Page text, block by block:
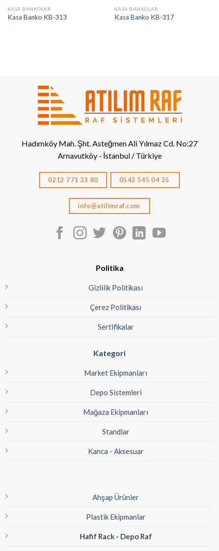
KASA BANKOLAR
Kasa Banko KB-313
KASA BANKOLAR
Kasa Banko KB-317
Hadımköy Mah. Şht. Asteğmen Ali Yılmaz Cd. No:27
Arnavutköy - İstanbul / Türkiye
0212 771 33 80 0542 545 04 35
info@atilimraf.com
Politika
Gizlilik Politikası
Çerez Politikası
Sertifikalar
Kategori
Market Ekipmanları
Depo Sistemleri
Mağaza Ekipmanları
Standlar
Kanca - Aksesuar
Ahşap Ürünler
Plastik Ekipmanlar
Hafif Rack - Depo Raf